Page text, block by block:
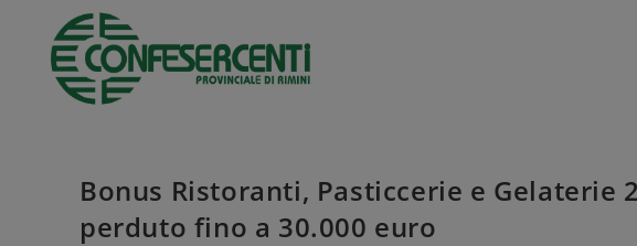
Bonus Ristoranti, Pasticcerie e Gelaterie
perduto fino a 30.000 euro